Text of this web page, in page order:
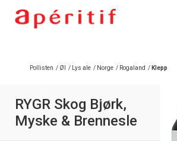
Pollisten / Øl / Lys ale / Norge / Rogaland / Klepp
RYGR Skog Bjørk,
Myske & Brennesle